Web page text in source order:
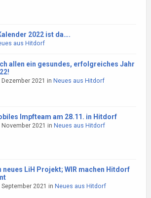
2022 ist da….
aus Hitdorf
allen ein gesundes, erfolgreiches Jahr
Dezember 2021 in Neues aus Hitdorf
Impfteam am 28.11. in Hitdorf
November 2021 in Neues aus Hitdorf
neues LiH Projekt; WIR machen Hitdorf
September 2021 in Neues aus Hitdorf